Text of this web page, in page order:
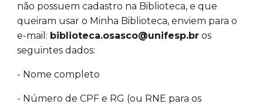
não possuem cadastro na Biblioteca, e que
queiram usar o Minha Biblioteca, enviem para o
e-mail: biblioteca.osasco@unifesp.br os
seguintes dados:
- Nome completo
- Número de CPF e RG (ou RNE para os